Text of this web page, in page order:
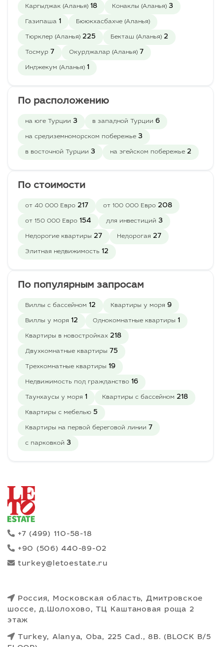
Каргыджак (Аланья) 18 Конаклы (Аланья) 3
Газипаша 1 Бююкхасбахче (Аланья)
Тюрклер (Аланья) 225 Бекташ (Аланья) 2
Тосмур 7 Окурджалар (Аланья) 7
Инджекум (Аланья) 1
По расположению
на юге Турции 3 в западной Турции 6
на средиземноморском побережье 3
в восточной Турции 3 на эгейском побережье 2
По стоимости
от 40 000 Евро 217 от 100 000 Евро 208
от 150 000 Евро 154 для инвестиций 3
Недорогие квартиры 27 Недорогая 27
Элитная недвижимость 12
По популярным запросам
Виллы с бассейном 12 Квартиры у моря 9
Виллы у моря 12 Однокомнатные квартиры 1
Квартиры в новостройках 218
Двухкомнатные квартиры 75
Трехкомнатные квартиры 19
Недвижимость под гражданство 16
Таунхаусы у моря 1 Квартиры с бассейном 218
Квартиры с мебелью 5
Квартиры на первой береговой линии 7
с парковкой 3
+7 (499) 110-58-18
+90 (506) 440-89-02
turkey@letoestate.ru
Россия, Московская область, Дмитровское
шоссе, д.Шолохово, ТЦ Каштановая роща 2
этаж
Turkey, Alanya, Oba, 225 Cad., 8B. (BLOCK B/5